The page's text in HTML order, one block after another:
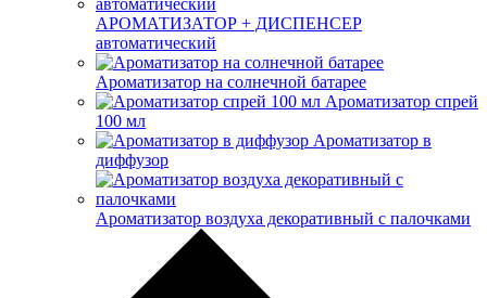
АРОМАТИЗАТОР + ДИСПЕНСЕР
автоматический
Ароматизатор на солнечной батарее
Ароматизатор спрей
100 мл
Ароматизатор в
диффузор
Ароматизатор воздуха декоративный с палочками